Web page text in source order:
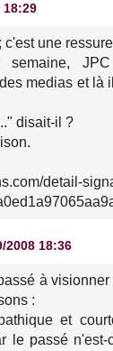
18:29
c'est une
JPC
medias et là
disait-il ?
detail-
2008 18:36
à
:
et
le passé